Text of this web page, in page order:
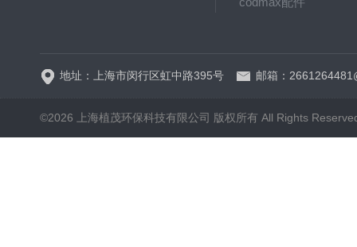
地址：上海市闵行区虹中路395号 邮箱：
©2026 上海植茂环保科技有限公司 版权所有 All Rights